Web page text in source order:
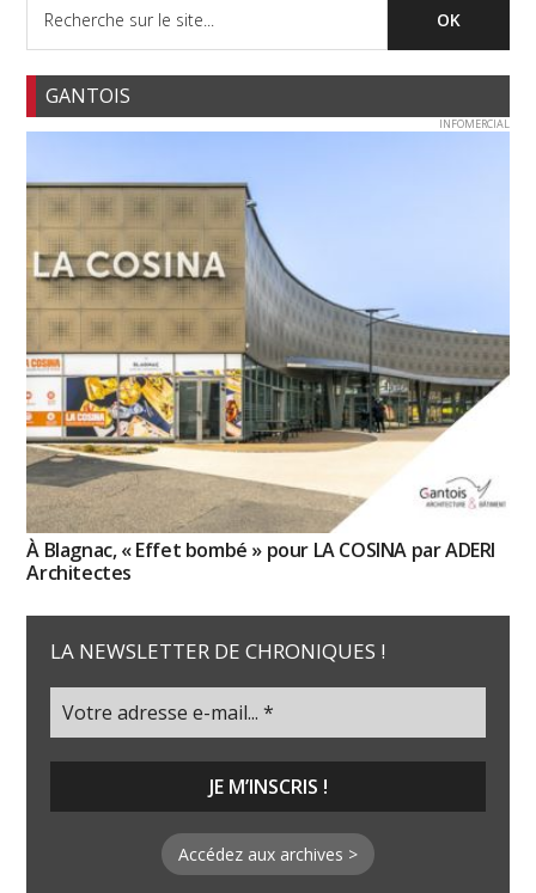
GANTOIS
INFOMERCIAL
À Blagnac, « Effet bombé » pour LA COSINA par ADERI
Architectes
LA NEWSLETTER DE CHRONIQUES !
Accédez aux archives >